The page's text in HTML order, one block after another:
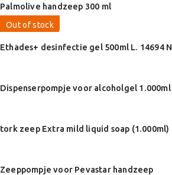
Palmolive handzeep 300 ml
Out of stock
Ethades+ desinfectie gel 500ml L. 14694 N
Dispenserpompje voor alcoholgel 1.000ml
tork zeep Extra mild liquid soap (1.000ml)
Zeeppompje voor Pevastar handzeep